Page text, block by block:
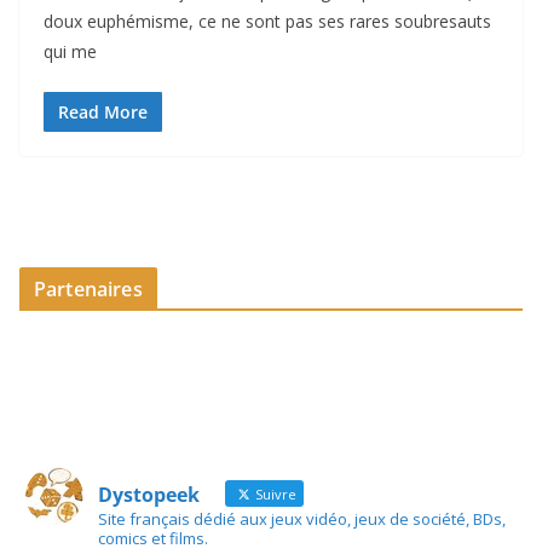
doux euphémisme, ce ne sont pas ses rares soubresauts
qui me
Read More
Partenaires
Dystopeek Suivre
Site français dédié aux jeux vidéo, jeux de société, BDs,
comics et films.